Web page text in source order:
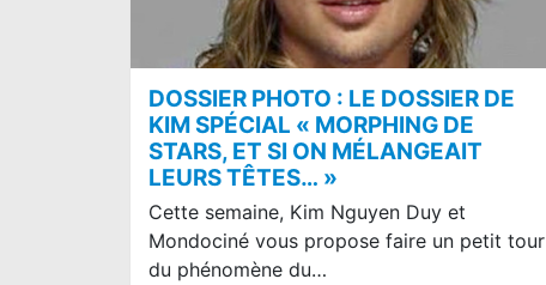
DOSSIER PHOTO : LE DOSSIER DE
KIM SPÉCIAL « MORPHING DE
STARS, ET SI ON MÉLANGEAIT
LEURS TÊTES… »
Cette semaine, Kim Nguyen Duy et
Mondociné vous propose faire un petit tour
du phénomène du…